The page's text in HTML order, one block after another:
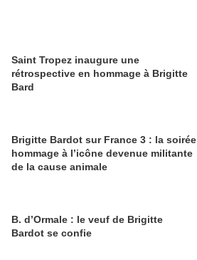
Saint Tropez inaugure une
rétrospective en hommage à Brigitte
Bard
Brigitte Bardot sur France 3 : la soirée
hommage à l’icône devenue militante
de la cause animale
B. d’Ormale : le veuf de Brigitte
Bardot se confie